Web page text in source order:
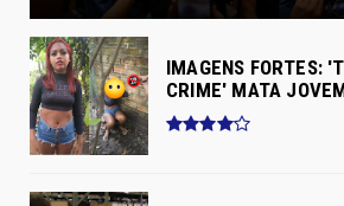
IMAGENS FORTES:
CRIME' MATA